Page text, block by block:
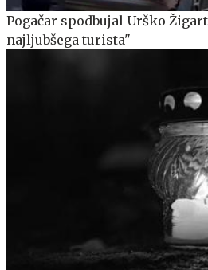
Pogačar spodbujal Urško
najljubšega turista"